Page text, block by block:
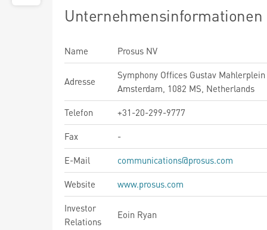
Unternehmensinformationen
Name Prosus NV
Adresse
Symphony Offices Gustav
Amsterdam, 1082 MS, Netherlands
Telefon
+31-20-299-9777
Fax
-
E-Mail
communications@prosus.com
Website
www.prosus.com
Investor
Relations
Eoin Ryan